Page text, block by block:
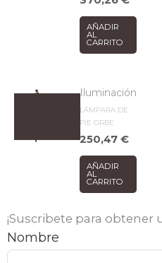
AÑADIR
AL
CARRITO
Iluminación
LÁMPARA DE
PIE ORBE
250,47€
AÑADIR
AL
CARRITO
¡Suscribete para obtener
Nombre